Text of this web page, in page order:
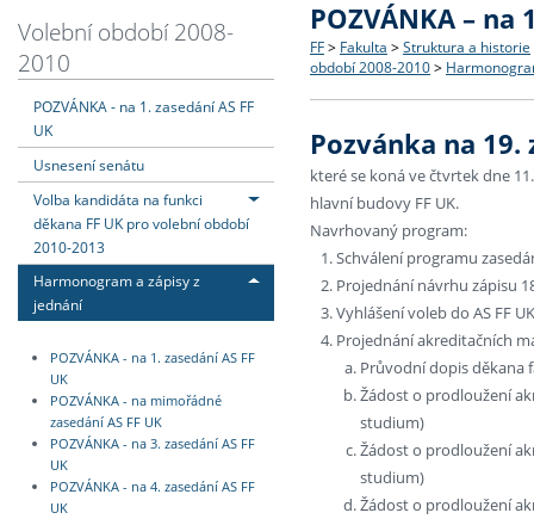
Dozvědět se více
Struktura a historie
Podpora a benefity pro
Absolventi fakulty
Fakultní školy FF UK
Podat přihlášku
Co studovat a jak se
Informace k průběhu
Dozvědět se více
Bakalářské a magisterské
Rigorózní řízení
Dozvědět se více
O vědě a výzkumu na FF
Granty a projekty
Dozvědět se více
Aktuální nabídky a
Přijíždějící studenti
Vyjíždějící zaměstnanci
Volební období 2008-
2010
POZVÁNKA - na 1. zasedání AS FF
UK
Usnesení senátu
Volba kandidáta na funkci
děkana FF UK pro volební období
2010-2013
Harmonogram a zápisy z
jednání
POZVÁNKA - na 1. zasedání AS FF
UK
POZVÁNKA - na mimořádné
zasedání AS FF UK
POZVÁNKA - na 3. zasedání AS FF
UK
POZVÁNKA - na 4. zasedání AS FF
UK
POZVÁNKA – na
FF > Fakulta > Struktura a historie
období 2008-2010 >
Pozvánka na 19.
které se koná ve čtvrtek dne
hlavní budovy FF UK.
Navrhovaný program:
Schválení programu
Projednání návrhu zápisu
Vyhlášení voleb do AS FF
Projednání akreditačních
Průvodní dopis děkana
Žádost o prodloužení
studium)
Žádost o prodloužení
studium)
Žádost o prodloužení